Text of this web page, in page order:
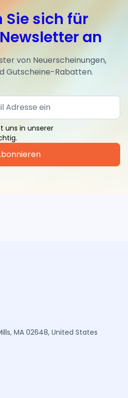
Sie sich für
an
von Neuerscheinungen,
Gutscheine-Rabatten.
uns in unserer
MA 02648, United States